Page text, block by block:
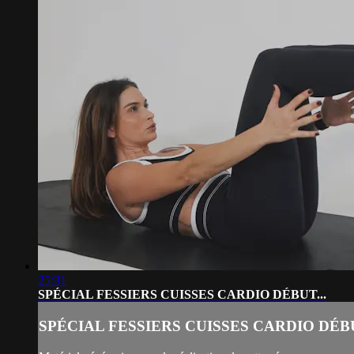
25:31
SPÉCIAL FESSIERS CUISSES CARDIO DÉBUT...
SPÉCIAL FESSIERS CUISSES CARDIO